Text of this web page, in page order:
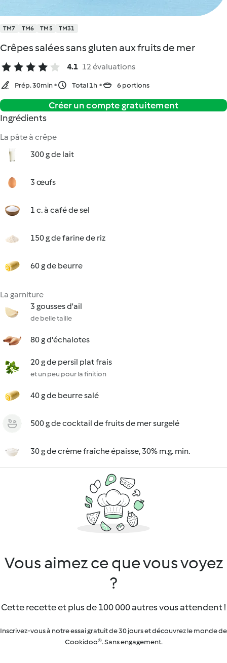
TM7 TM6 TM5 TM31
Crêpes salées sans gluten aux fruits de mer
4.1 12 évaluations
Prép. 30min Total 1h 6 portions
Créer un compte gratuitement
Ingrédients
La pâte à crêpe
300 g de lait
3 œufs
1 c. à café de sel
150 g de farine de riz
60 g de beurre
La garniture
3 gousses d'ail
de belle taille
80 g d'échalotes
20 g de persil plat frais
et un peu pour la finition
40 g de beurre salé
500 g de cocktail de fruits de mer surgelé
30 g de crème fraîche épaisse, 30% m.g. min.
Vous aimez ce que vous voyez
?
Cette recette et plus de 100 000 autres vous attendent !
Inscrivez-vous à notre essai gratuit de 30 jours et découvrez le monde de
Cookidoo®. Sans engagement.